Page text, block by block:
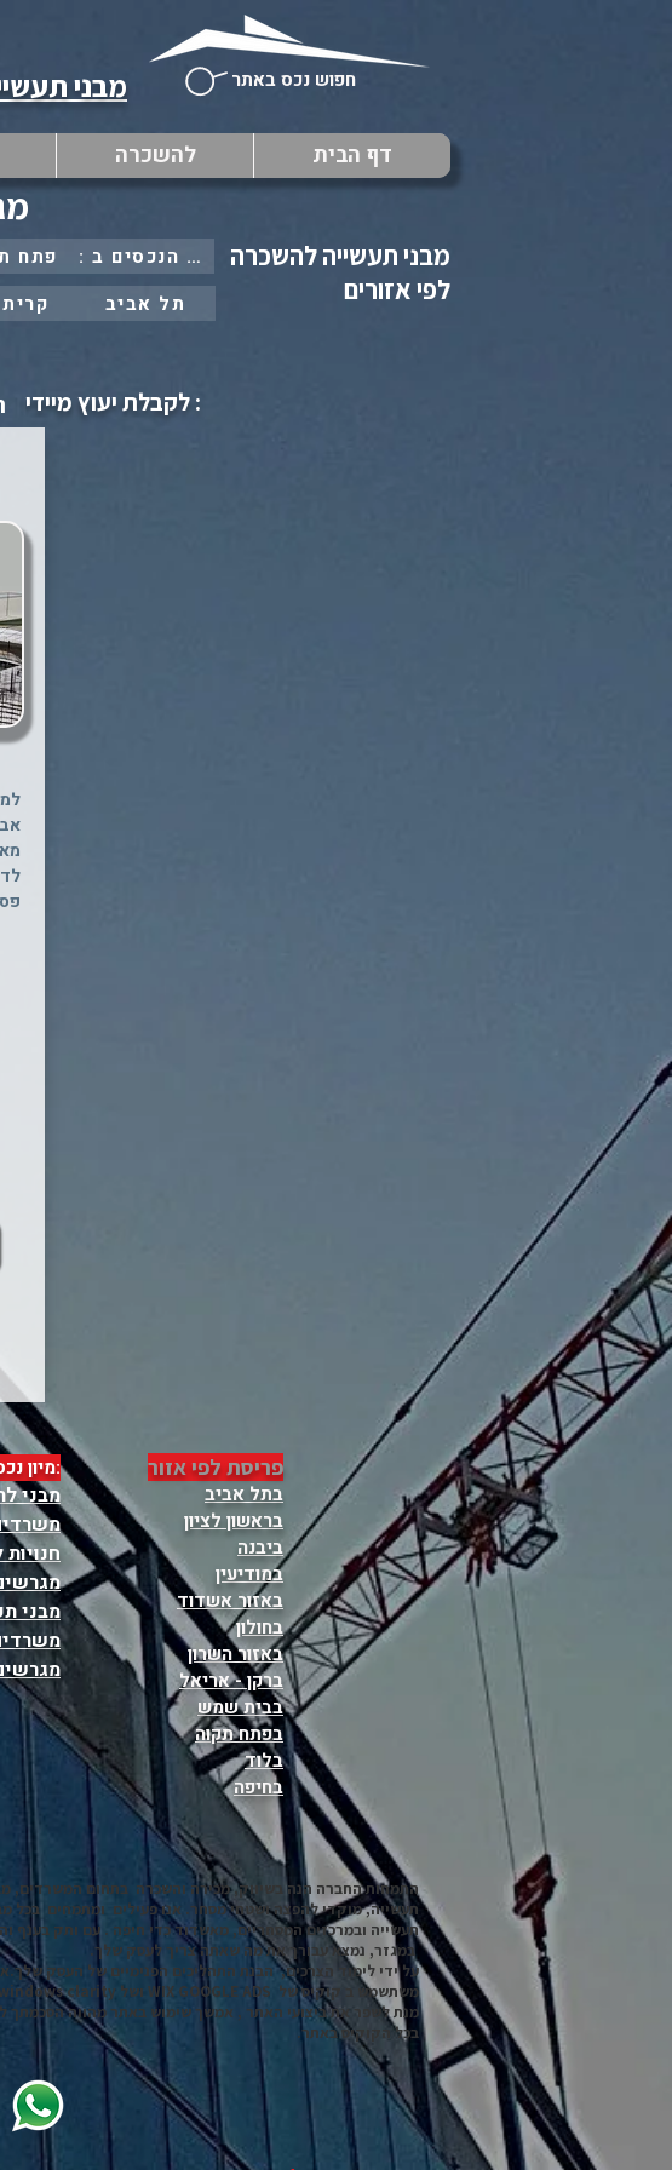
חפוש נכס באתר מבני
דף הבית להשכרה
מבני תעשייה להשכרה
לפי אזורים
: כל הנכסים ב
פתח
תל אביב
: לקבלת יעוץ מיידי
פריסת לפי אזור
בתל אביב
בראשון לציון
ביבנה
במודיעין
באזור אשדוד
בחולון
באזור השרון
ברקן - אריאל
בבית שמש
בפתח תקוה
בלוד
בחיפה
:מיון
מבני
מבני
התמחות החברה הנה בשיווק, מכירה והשכרה בתחום המשרדים,
תעשייה, מוקדי להפצה ושטחי מסחר. אנו פעילים ומתמחים בכל
תעשייה ובמרכזים המסחריים, מאשדוד כדי חיפה . עם ותק בענף
במגזר, נמצא עבורך את מה שאתה צריך לעסק שלך.
על ידי לימוד הצרכים, הבנת התהליכים הפנימיים של העסק
מנת לשפר את ביצועי האתר , אמשך שימוש באתר מהווה הסכמתך
בכל הקוקיס באתר.